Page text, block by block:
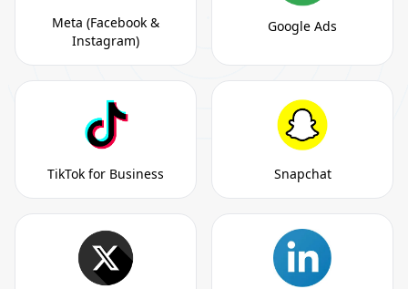
Meta (Facebook &
Instagram)
Google Ads
TikTok for Business Snapchat